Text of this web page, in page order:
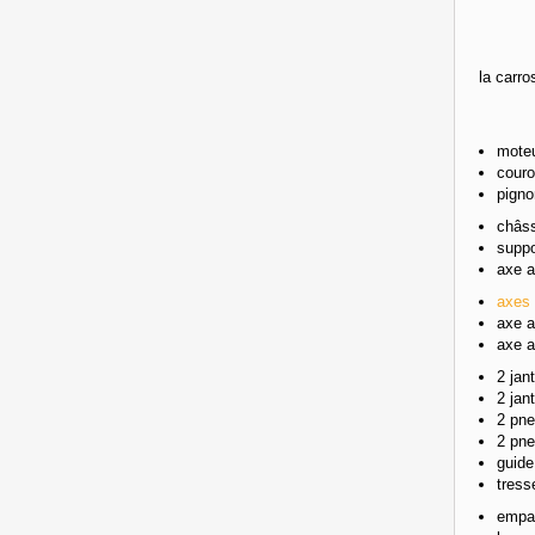
la
axe
axes
axe
axe
2
2
2
2